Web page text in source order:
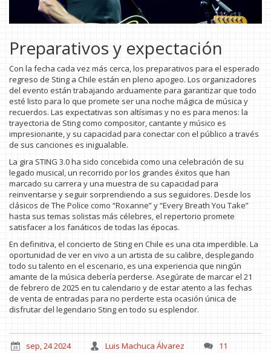
Preparativos y expectación
Con la fecha cada vez más cerca, los preparativos para el esperado
regreso de Sting a Chile están en pleno apogeo. Los organizadores
del evento están trabajando arduamente para garantizar que todo
esté listo para lo que promete ser una noche mágica de música y
recuerdos. Las expectativas son altísimas y no es para menos: la
trayectoria de Sting como compositor, cantante y músico es
impresionante, y su capacidad para conectar con el público a través
de sus canciones es inigualable.
La gira STING 3.0 ha sido concebida como una celebración de su
legado musical, un recorrido por los grandes éxitos que han
marcado su carrera y una muestra de su capacidad para
reinventarse y seguir sorprendiendo a sus seguidores. Desde los
clásicos de The Police como “Roxanne” y “Every Breath You Take”
hasta sus temas solistas más célebres, el repertorio promete
satisfacer a los fanáticos de todas las épocas.
En definitiva, el concierto de Sting en Chile es una cita imperdible. La
oportunidad de ver en vivo a un artista de su calibre, desplegando
todo su talento en el escenario, es una experiencia que ningún
amante de la música debería perderse. Asegúrate de marcar el 21
de febrero de 2025 en tu calendario y de estar atento a las fechas
de venta de entradas para no perderte esta ocasión única de
disfrutar del legendario Sting en todo su esplendor.
sep, 24 2024 Luis Machuca Álvarez 11